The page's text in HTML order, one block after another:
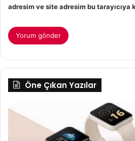
adresim ve site adresim bu tarayıcıya
Öne Çıkan Yazılar
Çocuklarınızı
Akıllı